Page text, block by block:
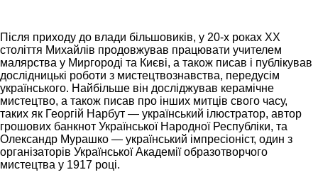
Після приходу до влади більшовиків, у 20-х роках ХХ
століття Михайлів продовжував працювати учителем
малярства у Миргороді та Києві, а також писав і публікував
дослідницькі роботи з мистецтвознавства, передусім
українського. Найбільше він досліджував керамічне
мистецтво, а також писав про інших митців свого часу,
таких як Георгій Нарбут — український ілюстратор, автор
грошових банкнот Української Народної Республіки, та
Олександр Мурашко — український імпресіоніст, один з
організаторів Української Академії образотворчого
мистецтва у 1917 році.